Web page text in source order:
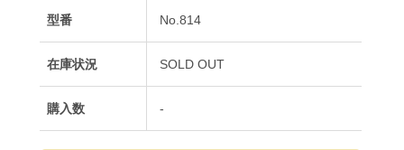
型番 No.814
在庫状況 SOLD OUT
購入数 -